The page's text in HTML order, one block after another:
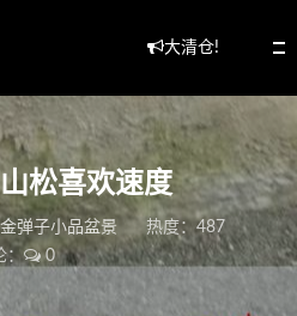
大清仓!
松喜欢速度
金弹子小品盆景
热度：487
：
0